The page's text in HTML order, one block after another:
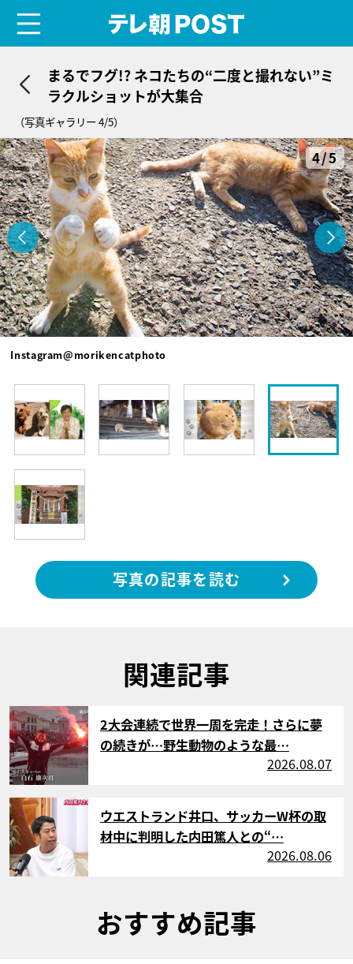
まるでフグ!? ネコたちの“二度と撮れない”ミ
ラクルショットが大集合
（写真ギャラリー 4/5）
4/5
Instagram@morikencatphoto
写真の記事を読む
関連記事
サムネイル
2大会連続で世界一周を完走！さらに夢
の続きが…野生動物のような最…
2026.08.07
サムネイル
ウエストランド井口、サッカーW杯の取
材中に判明した内田篤人との“…
2026.08.06
おすすめ記事